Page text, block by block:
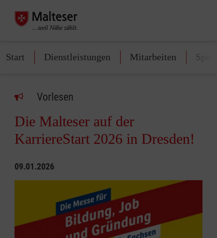
Start Dienstleistungen Mitarbeiten
Vorlesen
Die Malteser auf der
KarriereStart 2026 in Dresden!
09.01.2026